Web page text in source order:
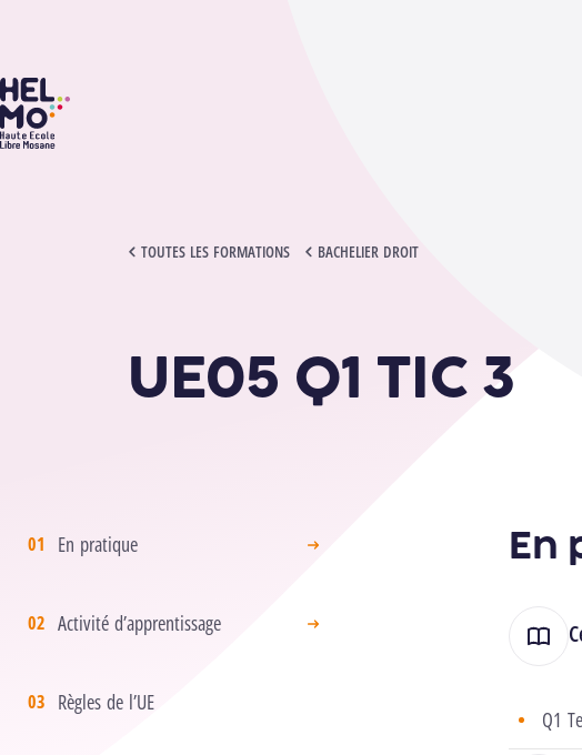
HELMo
TOUTES LES FORMATIONS BACHELIER DROIT
UE05 Q1 TIC 3
UE05 Q1 TIC 3
En pratique
Activité d’apprentissage
Règles de l’UE
En
Q1